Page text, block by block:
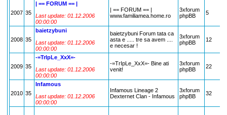
2007 35
| == FORUM == |
Last update: 01.12.2006
00:00:00
| == FORUM == |
www.familiamea.home.ro
3xforum
phpBB
5
2008 35
baietzybuni
Last update: 01.12.2006
00:00:00
baietzybuni Forum tata ca
asta e ..... tre sa avem ....
e necesar !
3xforum
phpBB
12
2009 35
-=TrIpLe_XxX=-
Last update: 01.12.2006
00:00:00
-=TrIpLe_XxX=- Bine ati
venit!
3xforum
phpBB
22
2010 35
Infamous
Last update: 01.12.2006
00:00:00
Infamous Lineage 2
Dexternet Clan - Infamous
3xforum
phpBB
32